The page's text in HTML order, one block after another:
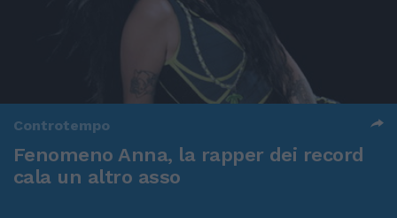
Controtempo
Fenomeno Anna, la rapper dei record
cala un altro asso